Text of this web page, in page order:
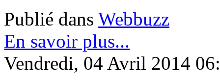
Publié dans Webbuzz
En savoir plus...
Vendredi, 04 Avril 2014